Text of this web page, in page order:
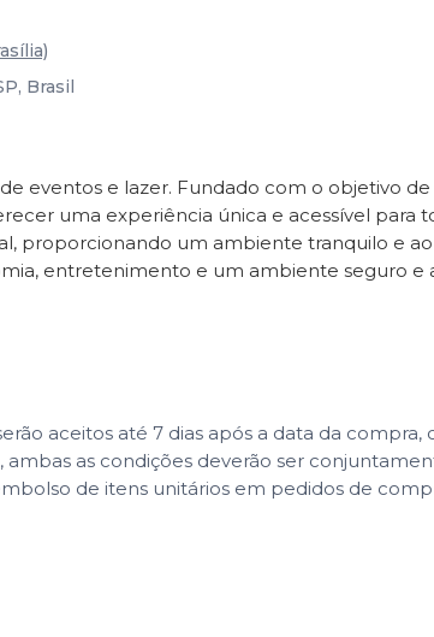
Brasil
eventos e lazer. Fundado com o objetivo
uma experiência única e acessível para
proporcionando um ambiente tranquilo e
entretenimento e um ambiente seguro e
aceitos até 7 dias após a data da compra,
as condições deverão ser
de itens unitários em pedidos de